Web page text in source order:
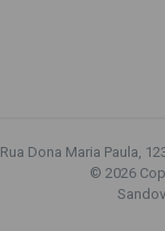
Rua Dona Maria Paula,
© 2026